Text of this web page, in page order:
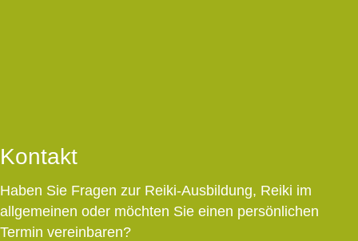
Kontakt
Haben Sie Fragen zur Reiki-Ausbildung, Reiki im
allgemeinen oder möchten Sie einen persönlichen
Termin vereinbaren?